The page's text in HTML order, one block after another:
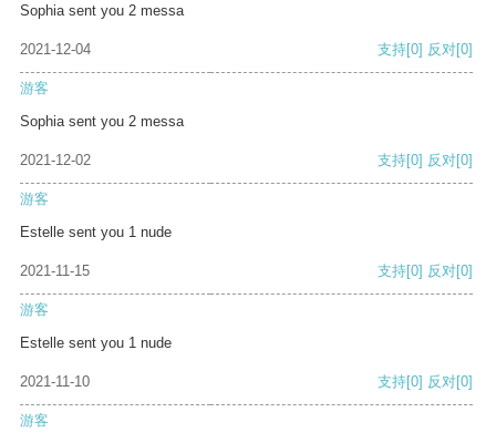
Sophia sent you 2 messa
2021-12-04 支持[0] 反对[0]
游客
Sophia sent you 2 messa
2021-12-02 支持[0] 反对[0]
游客
Estelle sent you 1 nude
2021-11-15 支持[0] 反对[0]
游客
Estelle sent you 1 nude
2021-11-10 支持[0] 反对[0]
游客